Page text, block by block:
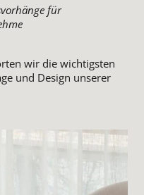
für
wir die wichtigsten
und Design unserer